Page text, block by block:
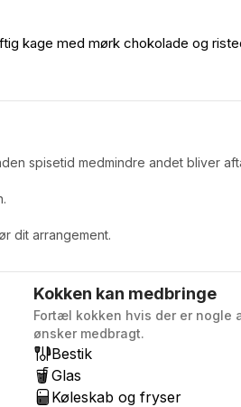
kage med mørk chokolade og
spisetid medmindre andet bliver
dit arrangement.
Kokken kan medbringe
Fortæl kokken hvis der er nogle
ønsker medbragt.
Bestik
Glas
Køleskab og fryser